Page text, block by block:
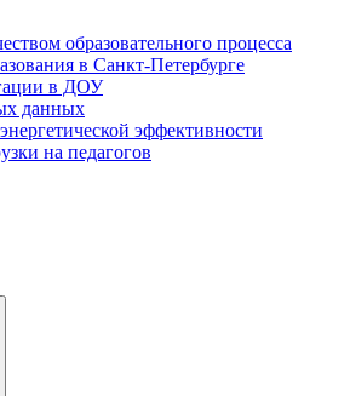
образовательного процесса
в Санкт-Петербурге
в ДОУ
данных
эффективности
на педагогов